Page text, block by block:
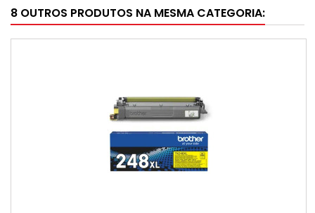
8 OUTROS PRODUTOS NA MESMA CATEGORIA: